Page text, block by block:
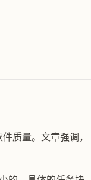
质量。文章强调，